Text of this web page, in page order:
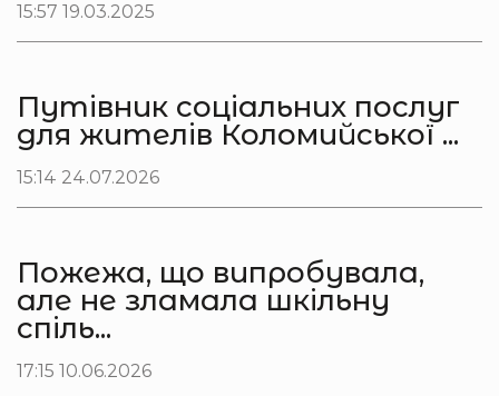
15:57 19.03.2025
Путівник соціальних послуг
для жителів Коломийської ...
15:14 24.07.2026
Пожежа, що випробувала,
але не зламала шкільну
спіль...
17:15 10.06.2026